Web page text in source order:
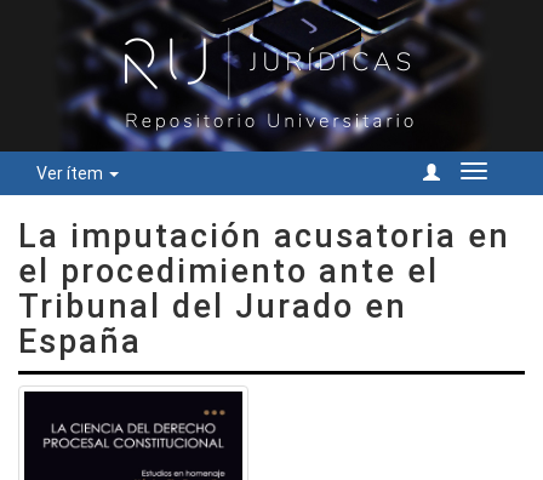
Ver ítem
Cambiar
La imputación acusatoria en
el procedimiento ante el
Tribunal del Jurado en
España